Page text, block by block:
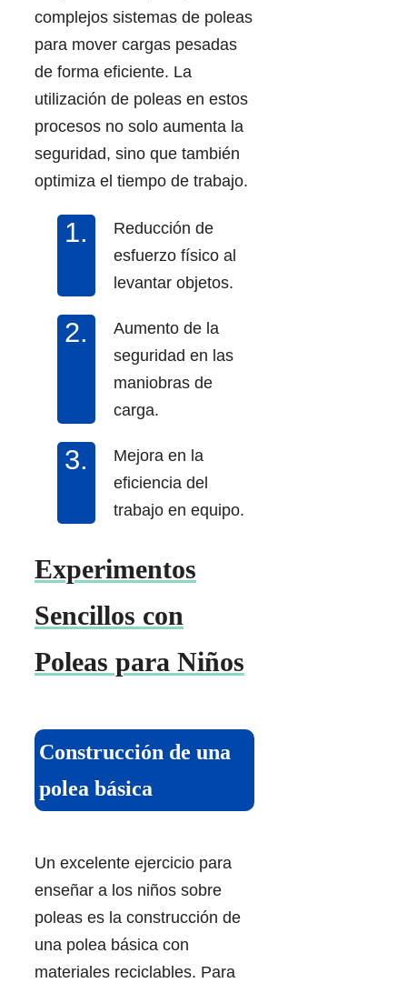
complejos sistemas de poleas
para mover cargas pesadas
de forma eficiente. La
utilización de poleas en estos
procesos no solo aumenta la
seguridad, sino que también
optimiza el tiempo de trabajo.
Reducción de
esfuerzo físico al
levantar objetos.
Aumento de la
seguridad en las
maniobras de
carga.
Mejora en la
eficiencia del
trabajo en equipo.
Experimentos
Sencillos con
Poleas para Niños
Construcción de una
polea básica
Un excelente ejercicio para
enseñar a los niños sobre
poleas es la construcción de
una polea básica con
materiales reciclables. Para